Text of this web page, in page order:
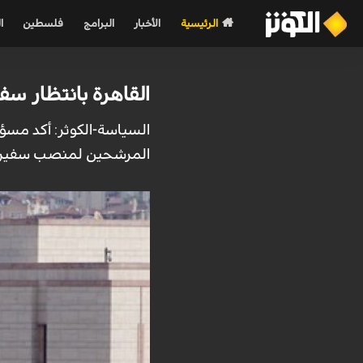
الرئيسية الأخبار البرامج فلسطين
القاهرة بانتظار
السياسة-الكوثر: أكد
المرشحين لمنصب سفير